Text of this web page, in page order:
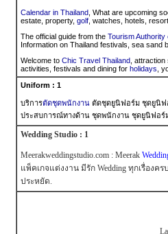
Calendar in Thailand , What are upcoming
estate, property, golf , watches, hotels,
The official guide from the Tourism Authority
Information on Thailand festivals, sea sand
Welcome to Chic Travel Thailand ,
activities, festivals and dining for holidays ,
Uniform : 1
บริการตัดชุดพนักงาน ตัดชุดยูนิฟอร์ม ชุดยูนิฟ
ประสบการณ์ทางด้าน ชุดพนักงาน ชุดยูนิฟอร์
Wedding Studio : 1
Meerakweddingstudio.com : Meerak
แพ็คเกจแต่งงาน มีรัก Wedding ทุกเรื่องค
ประหยัด.